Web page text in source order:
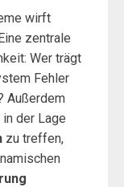
wirft
zentrale
Wer trägt
Fehler
Außerdem
der Lage
zu treffen,